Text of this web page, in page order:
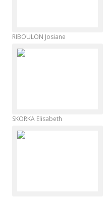
RIBOULON Josiane
SKORKA Elisabeth